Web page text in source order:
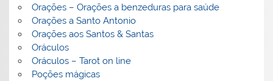
Orações – Orações a benzeduras para saúde
Orações a Santo Antonio
Orações aos Santos & Santas
Oráculos
Oráculos – Tarot on line
Poções mágicas